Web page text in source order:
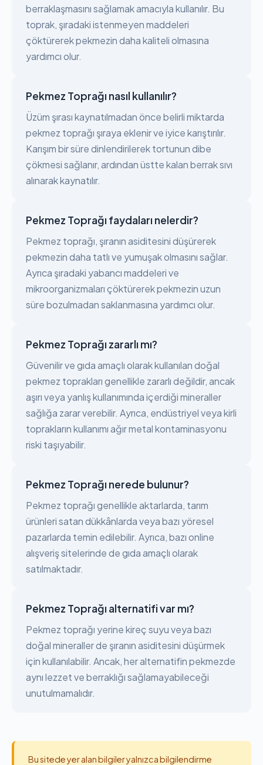
berraklaşmasını sağlamak amacıyla kullanılır. Bu
toprak, şıradaki istenmeyen maddeleri
çöktürerek pekmezin daha kaliteli olmasına
yardımcı olur.
Pekmez Toprağı nasıl kullanılır?
Üzüm şırası kaynatılmadan önce belirli miktarda
pekmez toprağı şıraya eklenir ve iyice karıştırılır.
Karışım bir süre dinlendirilerek tortunun dibe
çökmesi sağlanır, ardından üstte kalan berrak sıvı
alınarak kaynatılır.
Pekmez Toprağı faydaları nelerdir?
Pekmez toprağı, şıranın asiditesini düşürerek
pekmezin daha tatlı ve yumuşak olmasını sağlar.
Ayrıca şıradaki yabancı maddeleri ve
mikroorganizmaları çöktürerek pekmezin uzun
süre bozulmadan saklanmasına yardımcı olur.
Pekmez Toprağı zararlı mı?
Güvenilir ve gıda amaçlı olarak kullanılan doğal
pekmez toprakları genellikle zararlı değildir, ancak
aşırı veya yanlış kullanımında içerdiği mineraller
sağlığa zarar verebilir. Ayrıca, endüstriyel veya kirli
toprakların kullanımı ağır metal kontaminasyonu
riski taşıyabilir.
Pekmez Toprağı nerede bulunur?
Pekmez toprağı genellikle aktarlarda, tarım
ürünleri satan dükkânlarda veya bazı yöresel
pazarlarda temin edilebilir. Ayrıca, bazı online
alışveriş sitelerinde de gıda amaçlı olarak
satılmaktadır.
Pekmez Toprağı alternatifi var mı?
Pekmez toprağı yerine kireç suyu veya bazı
doğal mineraller de şıranın asiditesini düşürmek
için kullanılabilir. Ancak, her alternatifin pekmezde
aynı lezzet ve berraklığı sağlamayabileceği
unutulmamalıdır.
Bu sitede yer alan bilgiler yalnızca bilgilendirme